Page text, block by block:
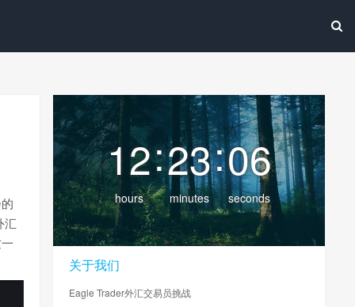
汇
12
hours
:23
minutes
:06
seconds
关于我们
Eagle Trader外汇交易员挑战